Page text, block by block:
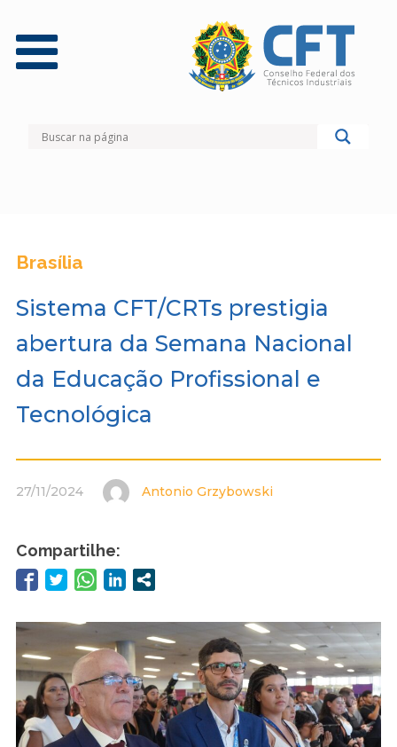
Brasília
Sistema CFT/CRTs prestigia
abertura da Semana Nacional
da Educação Profissional e
Tecnológica
27/11/2024 Antonio Grzybowski
Compartilhe: